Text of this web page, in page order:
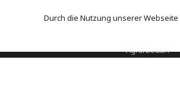
Agrarbedarf
Durch die Nutzung unserer